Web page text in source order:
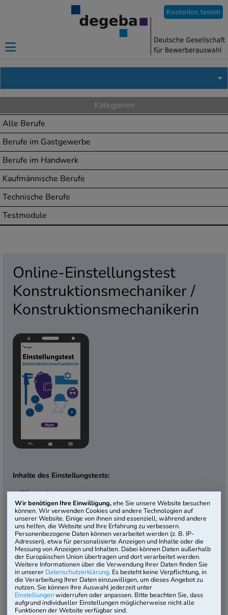
Wir benötigen Ihre Einwilligung,ehe Sie unsere Website besuchen
können. Wir verwenden Cookies und andere Technologien auf
unserer Website. Einige von ihnen sind essenziell, während andere
uns helfen, die Website und Ihre Erfahrung zu verbessern.
Personenbezogene Daten können verarbeitet werden (z. B. IP-
Adressen), etwa für personalisierte Anzeigen und Inhalte oder die
Messung von Anzeigen und Inhalten. Dabei können Daten außerhalb
der Europäischen Union übertragen und dort verarbeitet werden.
Weitere Informationen über die Verwendung Ihrer Daten finden Sie
in unserer Datenschutzerklärung. Es besteht keine Verpflichtung, in
die Verarbeitung Ihrer Daten einzuwilligen, um dieses Angebot zu
nutzen. Sie können Ihre Auswahl jederzeit unter
Einstellungenwiderrufen oder anpassen. Bitte beachten Sie, dass
aufgrund individueller Einstellungen möglicherweise nicht alle
Funktionen der Website verfügbar sind.
Kostenlos testen
Kategorien
Alle Berufe
Berufe im Gastgewerbe
Berufe im Handwerk
Kaufmännische Berufe
Technische Berufe
Testmodule
Online-Einstellungstest
Konstruktionsmechaniker /
Konstruktionsmechanikerin
Inhalte des Einstellungstests:
Allgemeinwissen
Fachbezogenes Wissen
Mathematik
Technisches Verständnis
Sprachbeherrschung
Logisches Denkvermögen
Visuelles Denkvermögen
Dauer:95 Min.
Testniveau:
Hauptschulabschluss / Mittlere Reife
Artikel-Nr.:KOM-OT-B2